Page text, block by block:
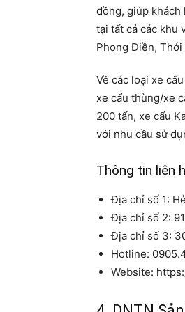
đồng, giúp khách
tại tất cả các khu
Phong Điền, Thới
Về các loại xe
xe cẩu thùng/xe
200 tấn, xe cẩu
với nhu cầu sử
Thông tin liên
Địa chỉ số 1:
Địa chỉ số 2:
Địa chỉ số 3:
Hotline:
Website: